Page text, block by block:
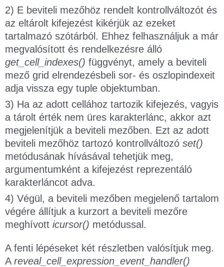
2) E beviteli mezőhöz rendelt kontrollváltozót és
az eltárolt kifejezést kikérjük az ezeket
tartalmazó szótárból. Ehhez felhasználjuk a már
megvalósított és rendelkezésre álló
get_cell_indexes() függvényt, amely a beviteli
mező grid elrendezésbeli sor- és oszlopindexeit
adja vissza egy tuple objektumban.
3) Ha az adott cellához tartozik kifejezés, vagyis
a tárolt érték nem üres karakterlánc, akkor azt
megjelenítjük a beviteli mezőben. Ezt az adott
beviteli mezőhöz tartozó kontrollváltozó set()
metódusának hívásával tehetjük meg,
argumentumként a kifejezést reprezentáló
karakterláncot adva.
4) Végül, a beviteli mezőben megjelenő tartalom
végére állítjuk a kurzort a beviteli mezőre
meghívott icursor() metódussal.
A fenti lépéseket két részletben valósítjuk meg.
A reveal_cell_expression_event_handler()